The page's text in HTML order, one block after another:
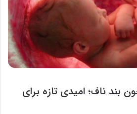
بند ناف؛ امیدی تازه برای